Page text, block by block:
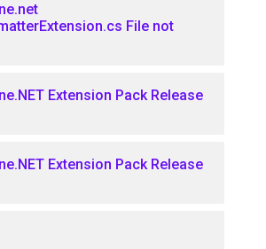
File not
Extension Pack Release
Extension Pack Release